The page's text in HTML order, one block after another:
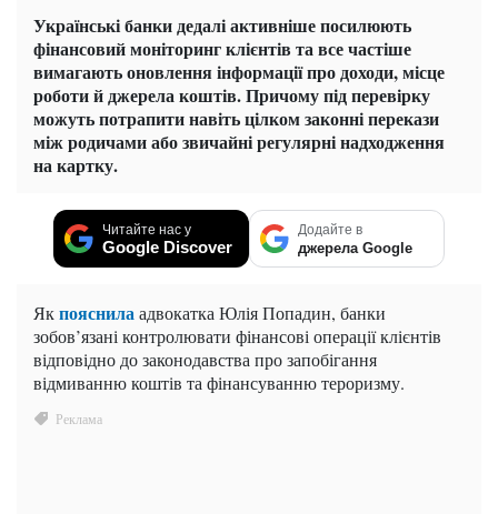
Українські банки дедалі активніше посилюють
фінансовий моніторинг клієнтів та все частіше
вимагають оновлення інформації про доходи, місце
роботи й джерела коштів. Причому під перевірку
можуть потрапити навіть цілком законні перекази
між родичами або звичайні регулярні надходження
на картку.
Читайте нас у
Google Discover
Додайте в
джерела Google
Якпояснила адвокатка Юлія Попадин, банки
зобов’язані контролювати фінансові операції клієнтів
відповідно до законодавства про запобігання
відмиванню коштів та фінансуванню тероризму.